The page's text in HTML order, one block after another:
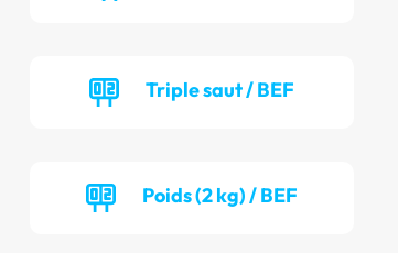
Triple saut / BEF
Poids (2 kg) / BEF